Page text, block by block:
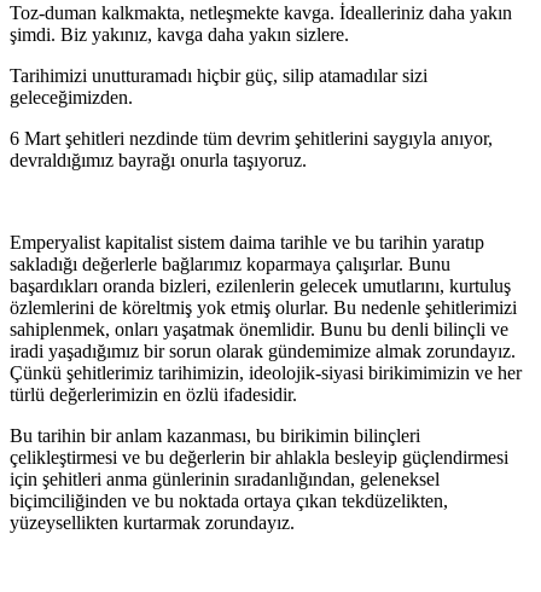
Toz-duman kalkmakta, netleşmekte kavga. İdealleriniz daha yakın
şimdi. Biz yakınız, kavga daha yakın sizlere.
Tarihimizi unutturamadı hiçbir güç, silip atamadılar sizi
geleceğimizden.
6 Mart şehitleri nezdinde tüm devrim şehitlerini saygıyla anıyor,
devraldığımız bayrağı onurla taşıyoruz.
Emperyalist kapitalist sistem daima tarihle ve bu tarihin yaratıp
sakladığı değerlerle bağlarımız koparmaya çalışırlar. Bunu
başardıkları oranda bizleri, ezilenlerin gelecek umutlarını, kurtuluş
özlemlerini de köreltmiş yok etmiş olurlar. Bu nedenle şehitlerimizi
sahiplenmek, onları yaşatmak önemlidir. Bunu bu denli bilinçli ve
iradi yaşadığımız bir sorun olarak gündemimize almak zorundayız.
Çünkü şehitlerimiz tarihimizin, ideolojik-siyasi birikimimizin ve her
türlü değerlerimizin en özlü ifadesidir.
Bu tarihin bir anlam kazanması, bu birikimin bilinçleri
çelikleştirmesi ve bu değerlerin bir ahlakla besleyip güçlendirmesi
için şehitleri anma günlerinin sıradanlığından, geleneksel
biçimciliğinden ve bu noktada ortaya çıkan tekdüzelikten,
yüzeysellikten kurtarmak zorundayız.